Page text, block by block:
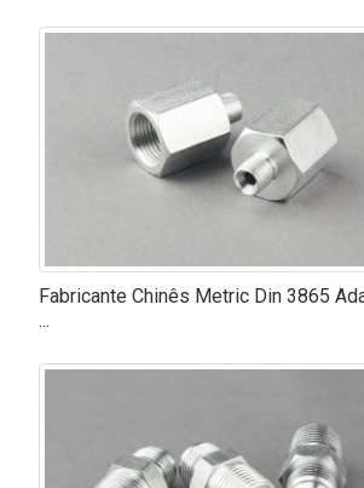
Fabricante Chinês Metric Din 3865
...